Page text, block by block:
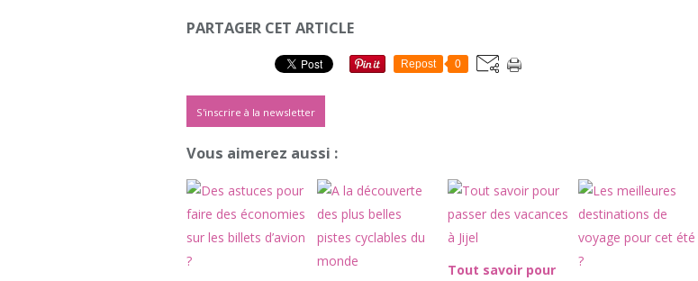
PARTAGER CET ARTICLE
Repost 0
S'inscrire à la newsletter
Vous aimerez aussi :
Tout savoir pour